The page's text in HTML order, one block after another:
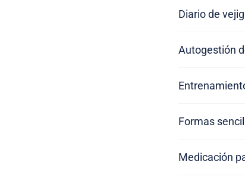
Diario de
Autogestión
Formas
Medicación